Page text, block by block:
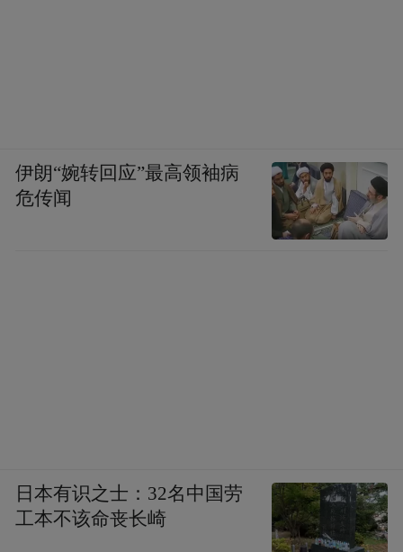
伊朗“婉转回应”最高领袖病
危传闻
日本有识之士：32名中国劳
工本不该命丧长崎